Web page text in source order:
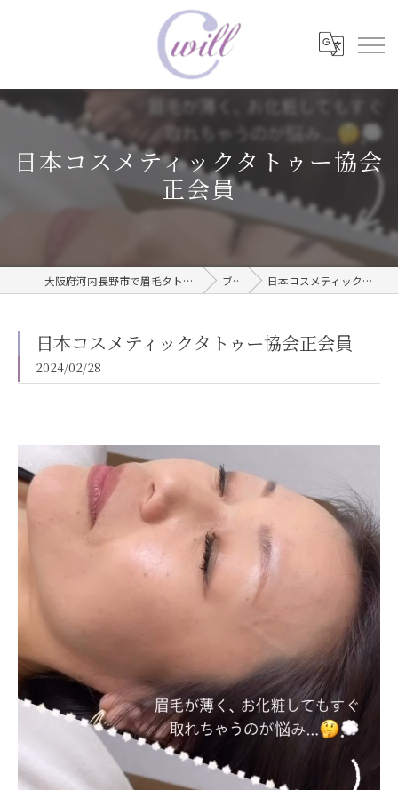
日本コスメティックタトゥー協会
正会員
大阪府河内長野市で眉毛タトゥーならwill care サロン ブログ 日本コスメティックタトゥー協会正会員
日本コスメティックタトゥー協会正会員
2024/02/28